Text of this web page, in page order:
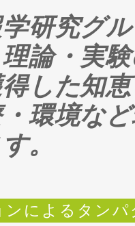
研究グ
論・実
した知
環境な
。
によるタン